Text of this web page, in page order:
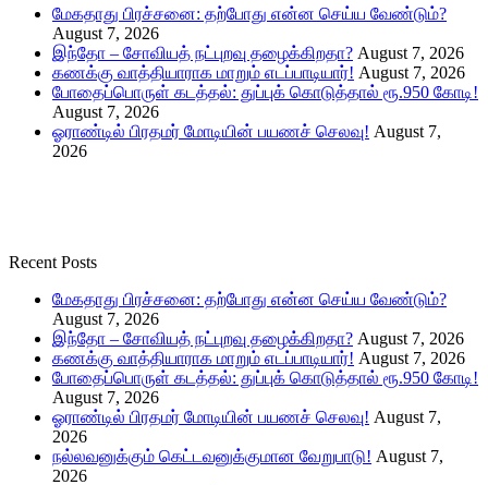
மேகதாது பிரச்சனை: தற்போது என்ன செய்ய வேண்டும்?
August 7, 2026
இந்தோ – சோவியத் நட்புறவு தழைக்கிறதா? August 7, 2026
கணக்கு வாத்தியாராக மாறும் எடப்பாடியார்! August 7, 2026
போதைப்பொருள் கடத்தல்: துப்புக் கொடுத்தால் ரூ.950 கோடி!
August 7, 2026
ஓராண்டில் பிரதமர் மோடியின் பயணச் செலவு! August 7,
2026
Recent Posts
மேகதாது பிரச்சனை: தற்போது என்ன செய்ய வேண்டும்?
August 7, 2026
இந்தோ – சோவியத் நட்புறவு தழைக்கிறதா? August 7, 2026
கணக்கு வாத்தியாராக மாறும் எடப்பாடியார்! August 7, 2026
போதைப்பொருள் கடத்தல்: துப்புக் கொடுத்தால் ரூ.950 கோடி!
August 7, 2026
ஓராண்டில் பிரதமர் மோடியின் பயணச் செலவு! August 7,
2026
நல்லவனுக்கும் கெட்டவனுக்குமான வேறுபாடு! August 7,
2026